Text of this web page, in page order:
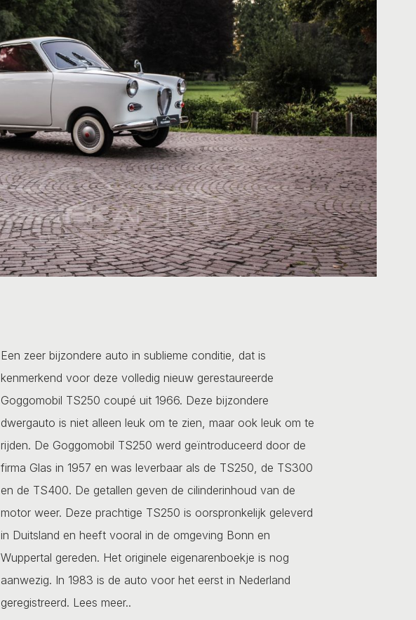
Een zeer bijzondere auto in sublieme conditie, dat is
kenmerkend voor deze volledig nieuw gerestaureerde
Goggomobil TS250 coupé uit 1966. Deze bijzondere
dwergauto is niet alleen leuk om te zien, maar ook leuk om te
rijden. De Goggomobil TS250 werd geïntroduceerd door de
firma Glas in 1957 en was leverbaar als de TS250, de TS300
en de TS400. De getallen geven de cilinderinhoud van de
motor weer. Deze prachtige TS250 is oorspronkelijk geleverd
in Duitsland en heeft vooral in de omgeving Bonn en
Wuppertal gereden. Het originele eigenarenboekje is nog
aanwezig. In 1983 is de auto voor het eerst in Nederland
geregistreerd. Lees meer..